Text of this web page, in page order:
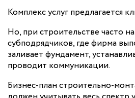
Комплекс услуг предлагается
Но, при строительстве часто
субподрядчиков, где фирма
заливает фундамент,
проводит коммуникации.
Бизнес-план строительно-